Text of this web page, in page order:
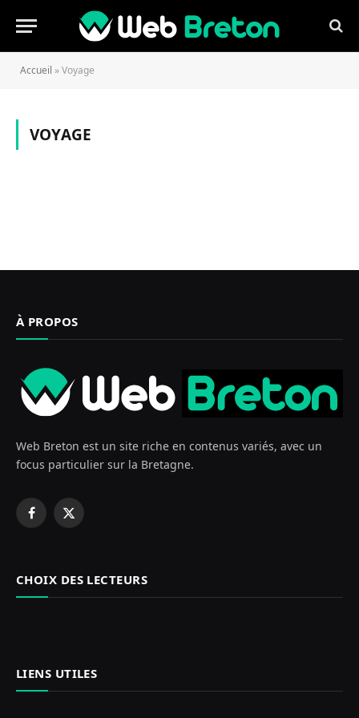
Accueil »Voyage
VOYAGE
À PROPOS
Web Breton est un site riche en contenus variés, avec un
focus particulier sur la Bretagne.
Facebook
X
CHOIX DES LECTEURS
LIENS UTILES